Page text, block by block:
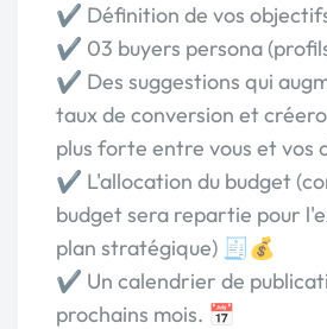
✔️ Définition de vos
✔️ 03 buyers persona
✔️ Des suggestions qui
taux de conversion et
plus forte entre vous et vos
✔️ L'allocation du budget
budget sera repartie pour
plan stratégique) 🧾💰
✔️ Un calendrier de
prochains mois. 📅